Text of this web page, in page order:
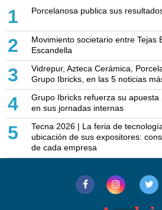
1 Porcelanosa publica sus
2
Movimiento societario entre Tejas
Escandella
3
Vidrepur, Azteca Cerámica,
Grupo Ibricks, en las 5 noticias
4
Grupo Ibricks refuerza su
en sus jornadas internas
5
Tecna 2026 | La feria de
ubicación de sus expositores:
de cada empresa